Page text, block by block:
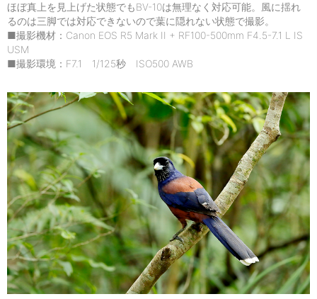
ほぼ真上を見上げた状態でもBV-10は無理なく対応可能。風に揺れ
るのは三脚では対応できないので葉に隠れない状態で撮影。
■撮影機材：Canon EOS R5 Mark II + RF100-500mm F4.5-7.1 L IS
USM
■撮影環境：F7.1 1/125秒 ISO500 AWB